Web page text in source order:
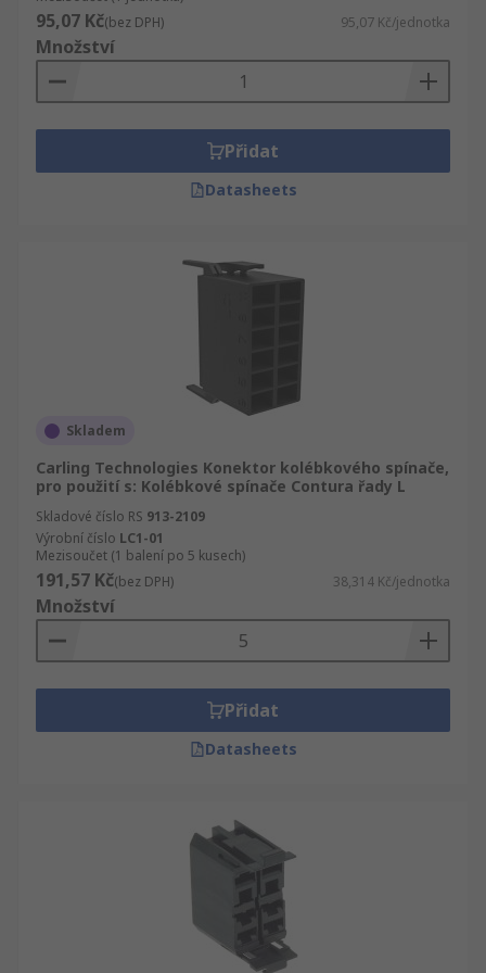
95,07 Kč(bez DPH) 95,07 Kč/jednotka
Množství
Přidat
Datasheets
Skladem
Carling Technologies Konektor kolébkového spínače,
pro použití s: Kolébkové spínače Contura řady L
Skladové číslo RS 913-2109
Výrobní číslo LC1-01
Mezisoučet (1 balení po 5 kusech)
191,57 Kč(bez DPH) 38,314 Kč/jednotka
Množství
Přidat
Datasheets